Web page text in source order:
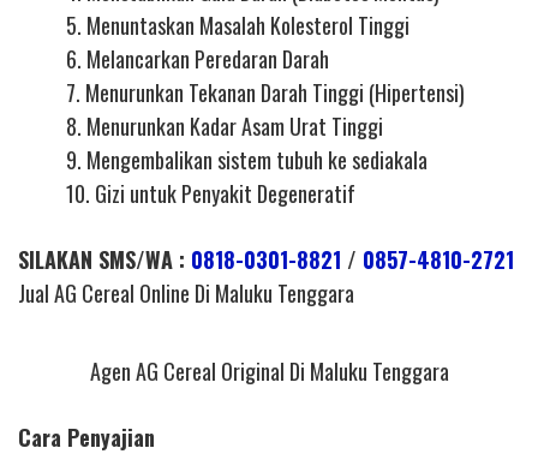
5. Menuntaskan Masalah Kolesterol Tinggi
6. Melancarkan Peredaran Darah
7. Menurunkan Tekanan Darah Tinggi (Hipertensi)
8. Menurunkan Kadar Asam Urat Tinggi
9. Mengembalikan sistem tubuh ke sediakala
10. Gizi untuk Penyakit Degeneratif
SILAKAN SMS/WA : 0818-0301-8821 / 0857-4810-2721
Jual AG Cereal Online Di Maluku Tenggara
Agen AG Cereal Original Di Maluku Tenggara
Cara Penyajian